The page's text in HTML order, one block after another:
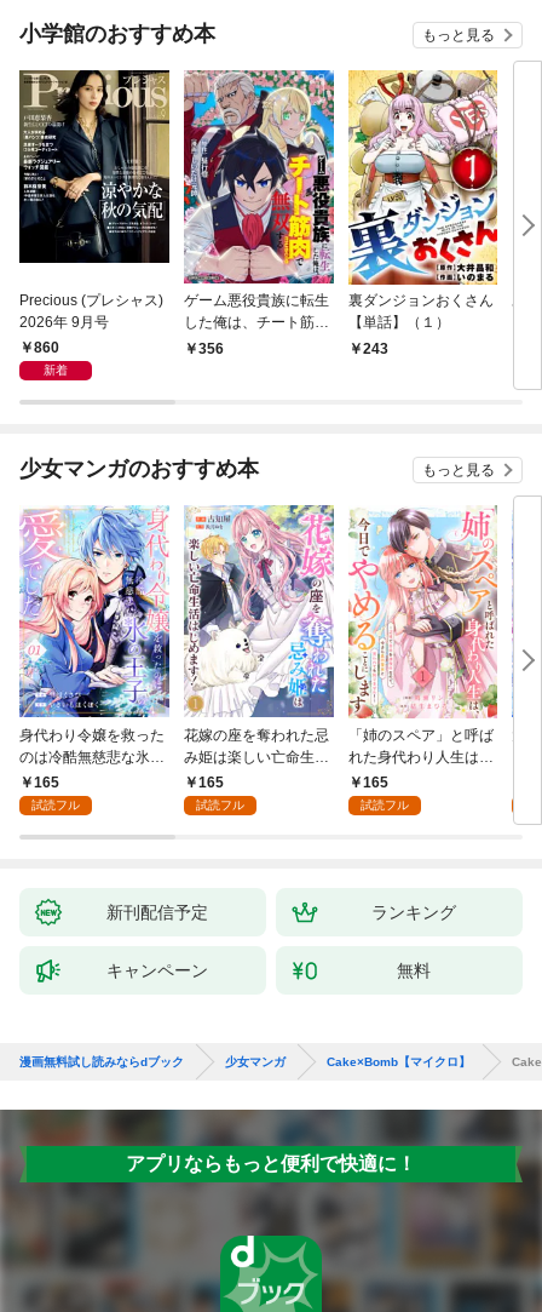
小学館のおすすめ本 もっと見る
Precious (プレシャス)
2026年 9月号
860
新着
ゲーム悪役貴族に転生
した俺は、チート筋肉
で無双する【単話】
356
裏ダンジョンおくさん
【単話】（１）
243
あ
少女マンガのおすすめ本 もっと見る
身代わり令嬢を救った
のは冷酷無慈悲な氷の
王子の愛でした１
165
試読フル
花嫁の座を奪われた忌
み姫は楽しい亡命生活
はじめます！１
165
試読フル
「姉のスペア」と呼ば
れた身代わり人生は、
今日でやめることにし
ます～辺境で自由を満
165
試読フル
新刊配信予定 ランキング
キャンペーン 無料
漫画無料試し読みならdブック 少女マンガ Cake×Bomb【マイクロ】
アプリならもっと便利で快適に！